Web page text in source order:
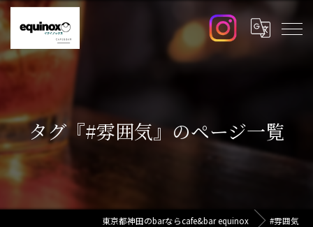
タグ『#雰囲気』のページ一覧
東京都神田のbarならcafe&bar equinox #雰囲気